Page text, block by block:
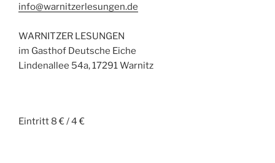
info@warnitzerlesungen.de
WARNITZER LESUNGEN
im Gasthof Deutsche Eiche
Lindenallee 54a, 17291 Warnitz
Eintritt 8 € / 4 €